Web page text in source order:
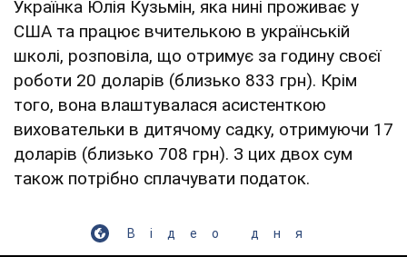
Українка Юлія Кузьмін, яка нині проживає у
США та працює вчителькою в українській
школі, розповіла, що отримує за годину своєї
роботи 20 доларів (близько 833 грн). Крім
того, вона влаштувалася асистенткою
виховательки в дитячому садку, отримуючи 17
доларів (близько 708 грн). З цих двох сум
також потрібно сплачувати податок.
Відео дня